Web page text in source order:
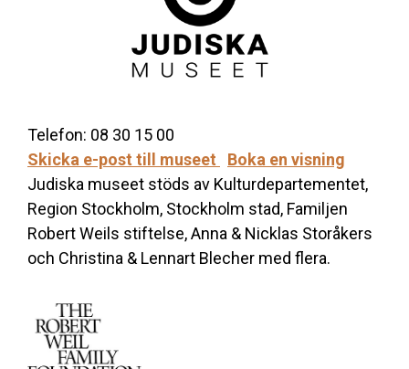
Telefon: 08 30 15 00
Skicka e-post till museet
Boka en visning
Judiska museet stöds av Kulturdepartementet,
Region Stockholm, Stockholm stad, Familjen
Robert Weils stiftelse, Anna & Nicklas Storåkers
och Christina & Lennart Blecher med flera.